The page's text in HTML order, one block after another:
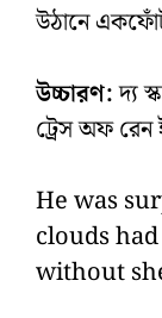
উঠানে
উচ্চারণ:দ্য
ট্রেস অফ রেন
He was
clouds
without